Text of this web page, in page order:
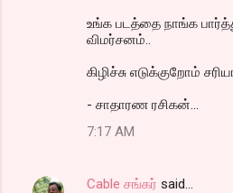
உங்க படத்தை நாங்க
விமர்சனம்..
கிழிச்சு எடுக்குறோம்
- சாதாரண ரசிகன்...
7:17 AM
Cable சங்கர் said…